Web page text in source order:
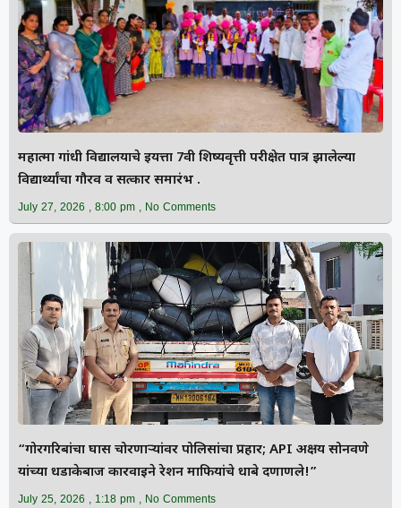
महात्मा गांधी विद्यालयाचे इयत्ता 7वी शिष्यवृत्ती परीक्षेत पात्र झालेल्या
विद्यार्थ्यांचा गौरव व सत्कार समारंभ .
July 27, 2026 8:00 pm No Comments
“गोरगरिबांचा घास चोरणाऱ्यांवर पोलिसांचा प्रहार; API अक्षय सोनवणे
यांच्या धडाकेबाज कारवाईने रेशन माफियांचे धाबे दणाणले!”
July 25, 2026 1:18 pm No Comments